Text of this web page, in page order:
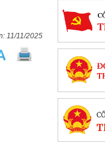
11/11/2025